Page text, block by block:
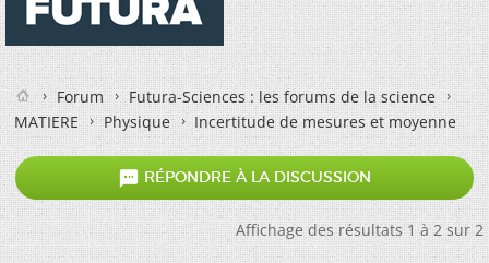
Forum
Futura-Sciences : les forums de la science
MATIERE
Physique Incertitude de mesures et moyenne
 RÉPONDRE À LA DISCUSSION
Affichage des résultats 1 à 2 sur 2